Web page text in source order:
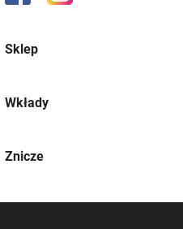
Sklep
Wkłady
Znicze